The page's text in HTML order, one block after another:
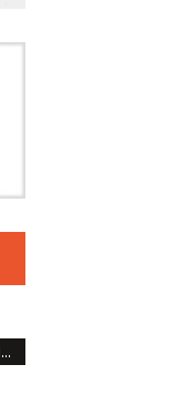
VENTASSO, SÌ ALLA CITTADINANZA ONORARIA A IVA ZANICCHI. MA BARGIACCHI: “È DI PESSIMO GUSTO”